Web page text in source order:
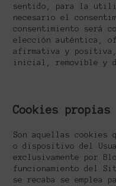
sentido, para la
necesario el
consentimiento será
elección auténtica,
afirmativa y
inicial, removible y
Cookies propias
Son aquellas cookies
o dispositivo del
exclusivamente por
funcionamiento del
se recaba se emplea